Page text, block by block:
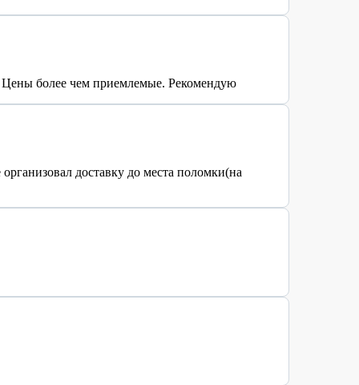
Цены более чем приемлемые. Рекомендую
доставку до места поломки(на